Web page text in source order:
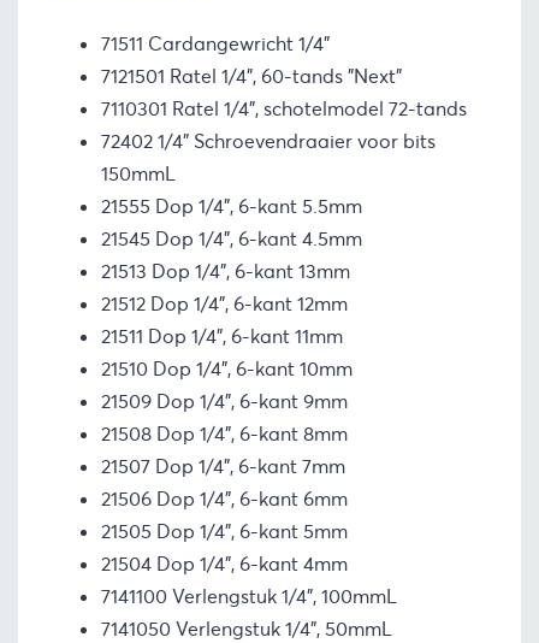
71511 Cardangewricht 1/4”
7121501 Ratel 1/4”, 60-tands ”Next”
7110301 Ratel 1/4”, schotelmodel 72-tands
72402 1/4” Schroevendraaier voor bits
150mmL
21555 Dop 1/4”, 6-kant 5.5mm
21545 Dop 1/4”, 6-kant 4.5mm
21513 Dop 1/4”, 6-kant 13mm
21512 Dop 1/4”, 6-kant 12mm
21511 Dop 1/4”, 6-kant 11mm
21510 Dop 1/4”, 6-kant 10mm
21509 Dop 1/4”, 6-kant 9mm
21508 Dop 1/4”, 6-kant 8mm
21507 Dop 1/4”, 6-kant 7mm
21506 Dop 1/4”, 6-kant 6mm
21505 Dop 1/4”, 6-kant 5mm
21504 Dop 1/4”, 6-kant 4mm
7141100 Verlengstuk 1/4”, 100mmL
7141050 Verlengstuk 1/4”, 50mmL